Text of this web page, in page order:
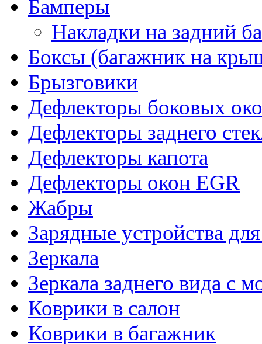
Бамперы
Накладки на задний
Боксы (багажник на
Брызговики
Дефлекторы боковых
Дефлекторы заднего
Дефлекторы капота
Дефлекторы окон EGR
Жабры
Зарядные устройства
Зеркала
Зеркала заднего вида с
Коврики в салон
Коврики в багажник